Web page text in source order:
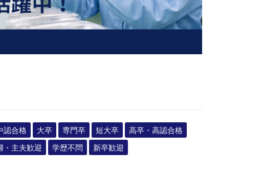
認合格 大卒 専門卒 短大卒
高卒・高認合格
・主夫歓迎 学歴不問 新卒歓迎